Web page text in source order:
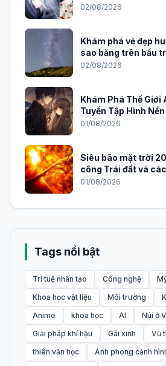
02/08/2026
Khám phá vẻ đẹp
sao băng trên bầu
02/08/2026
Khám Phá Thế
Tuyển Tập Hình
2026
01/08/2026
Siêu bão mặt trời
công Trái đất và
01/08/2026
Tags nổi bật
Trí tuệ nhân tạo Công nghệ
Khoa học vật liệu
Môi trường
Anime
khoa học AI
Núi ở
Giải pháp khí hậu
Gái xinh
Vũ
thiên văn học
Ảnh phong cảnh